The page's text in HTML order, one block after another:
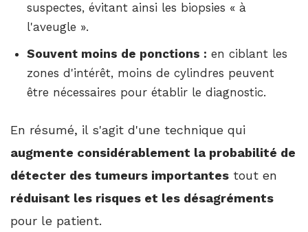
suspectes, évitant ainsi les biopsies « à
l'aveugle ».
Souvent moins de ponctions : en ciblant les
zones d'intérêt, moins de cylindres peuvent
être nécessaires pour établir le diagnostic.
En résumé, il s'agit d'une technique qui
augmente considérablement la probabilité de
détecter des tumeurs importantes tout en
réduisant les risques et les désagréments
pour le patient.